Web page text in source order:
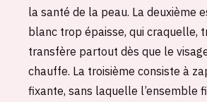
la santé de la peau. La deuxième
blanc trop épaisse, qui craquelle,
transfère partout dès que le
chauffe. La troisième consiste à
fixante, sans laquelle l’ensemble